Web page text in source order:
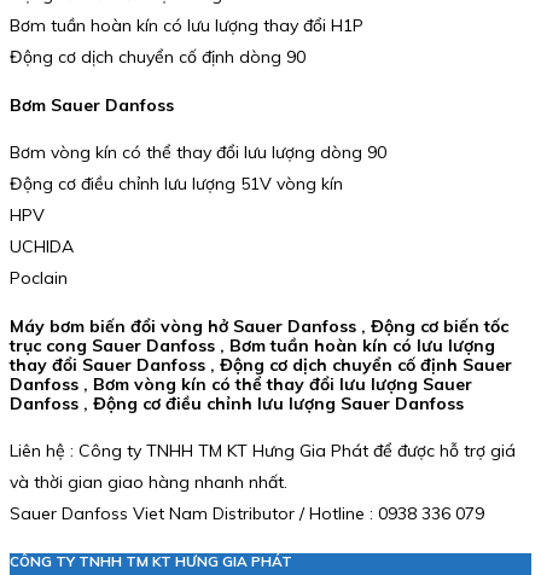
Bơm tuần hoàn kín có lưu lượng thay đổi H1P
Động cơ dịch chuyển cố định dòng 90
Bơm Sauer Danfoss
Bơm vòng kín có thể thay đổi lưu lượng dòng 90
Động cơ điều chỉnh lưu lượng 51V vòng kín
HPV
UCHIDA
Poclain
Máy bơm biến đổi vòng hở Sauer Danfoss , Động cơ biến tốc
trục cong Sauer Danfoss , Bơm tuần hoàn kín có lưu lượng
thay đổi Sauer Danfoss , Động cơ dịch chuyển cố định Sauer
Danfoss , Bơm vòng kín có thể thay đổi lưu lượng Sauer
Danfoss , Động cơ điều chỉnh lưu lượng Sauer Danfoss
Liên hệ : Công ty TNHH TM KT Hưng Gia Phát để được hỗ trợ giá
và thời gian giao hàng nhanh nhất.
Sauer Danfoss Viet Nam Distributor / Hotline : 0938 336 079
CÔNG TY TNHH TM KT HƯNG GIA PHÁT